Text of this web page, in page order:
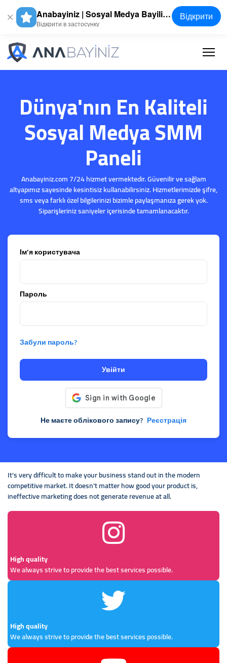
Anabayiniz | Sosyal Medya Bayilik Paneli - SMM Panel
Відкрити в застосунку
Відкрити
Dünya'nın En Kaliteli
Sosyal Medya SMM
Paneli
Anabayiniz.com 7/24 hizmet vermektedir. Güvenilir ve sağlam
altyapımız sayesinde kesintisiz kullanabilirsiniz. Hizmetlerimizde şifre,
sms veya farklı özel bilgilerinizi bizimle paylaşmanıza gerek yok.
Siparişleriniz saniyeler içerisinde tamamlanacaktır.
Ім’я користувача
Пароль
Забули пароль?
Увійти
Не маєте облікового запису? Реєстрація
It's very difficult to make your business stand out in the modern
competitive market. It doesn't matter how good your product is,
ineffective marketing does not generate revenue at all.
High quality
We always strive to provide the best services possible.
High quality
We always strive to provide the best services possible.